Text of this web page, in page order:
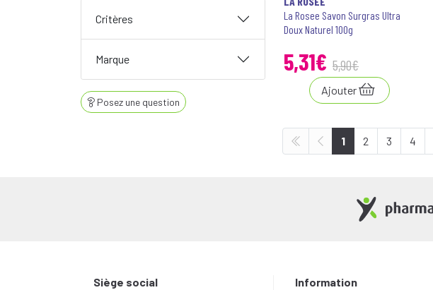
La Rosee Savon Surgras Ultra
Doux Naturel 100g
5,31€ 5,90€
Ajouter
1 2 3 4
Critères
Marque
Posez une question
Siège social Information